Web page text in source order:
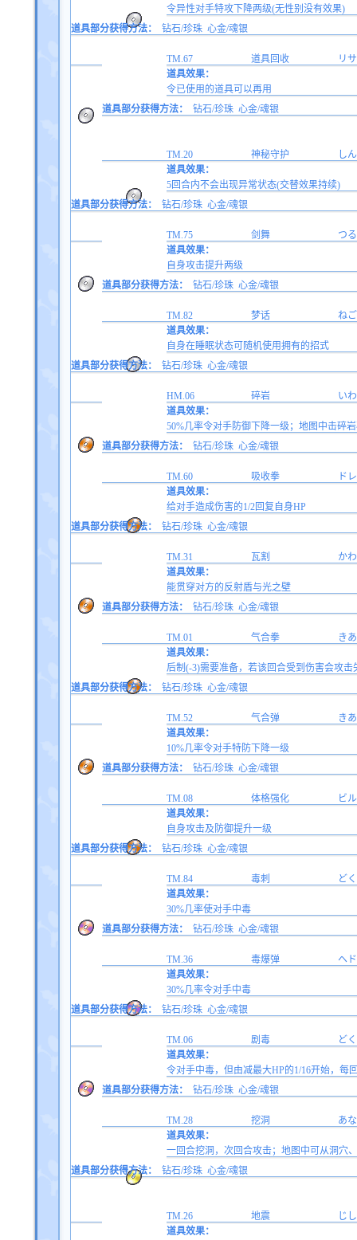
令异性对手特攻下降两级(无性别没有效果)
道具部分获得方法：
钻石/珍珠 心金/魂银
TM.67 道具回收
リ
道具效果：
令已使用的道具可以再用
道具部分获得方法：
钻石/珍珠 心金/魂银
TM.20 神秘守护
し
道具效果：
5回合内不会出现异常状态(交替效果持续)
道具部分获得方法：
钻石/珍珠 心金/魂银
TM.75 剑舞
つ
道具效果：
自身攻击提升两级
道具部分获得方法：
钻石/珍珠 心金/魂银
TM.82 梦话
ね
道具效果：
自身在睡眠状态可随机使用拥有的招式
道具部分获得方法：
钻石/珍珠 心金/魂银
HM.06 碎岩
い
道具效果：
50%几率令对手防御下降一级；地图中击碎
道具部分获得方法：
钻石/珍珠 心金/魂银
TM.60 吸收拳
ド
道具效果：
给对手造成伤害的1/2回复自身HP
道具部分获得方法：
钻石/珍珠 心金/魂银
TM.31 瓦割
か
道具效果：
能贯穿对方的反射盾与光之壁
道具部分获得方法：
钻石/珍珠 心金/魂银
TM.01 气合拳
き
道具效果：
后制(-3)需要准备，若该回合受到伤害会攻击
道具部分获得方法：
钻石/珍珠 心金/魂银
TM.52 气合弹
き
道具效果：
10%几率令对手特防下降一级
道具部分获得方法：
钻石/珍珠 心金/魂银
TM.08 体格强化
ビ
道具效果：
自身攻击及防御提升一级
道具部分获得方法：
钻石/珍珠 心金/魂银
TM.84 毒刺
ど
道具效果：
30%几率使对手中毒
道具部分获得方法：
钻石/珍珠 心金/魂银
TM.36 毒爆弹
ヘ
道具效果：
30%几率令对手中毒
道具部分获得方法：
钻石/珍珠 心金/魂银
TM.06 剧毒
ど
道具效果：
令对手中毒，但由减最大HP的1/16开始，每
道具部分获得方法：
钻石/珍珠 心金/魂银
TM.28 挖洞
あ
道具效果：
一回合挖洞，次回合攻击；地图中可从洞穴
道具部分获得方法：
钻石/珍珠 心金/魂银
TM.26 地震
じ
道具效果：